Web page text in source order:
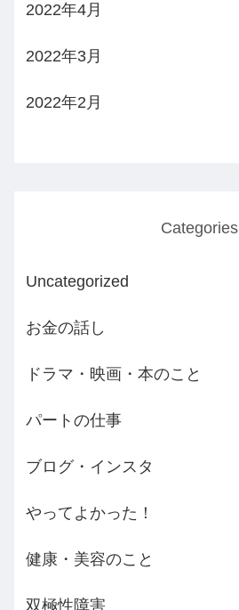
2022年4月
2022年3月
2022年2月
Categories
Uncategorized
お金の話し
ドラマ・映画・本のこと
パートの仕事
ブログ・インスタ
やってよかった！
健康・美容のこと
双極性障害